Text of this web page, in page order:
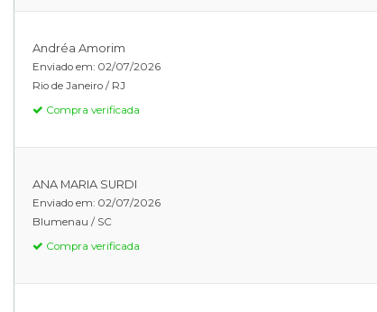
Andréa Amorim
Enviado em: 02/07/2026
Rio de Janeiro / RJ
Compra verificada
ANA MARIA SURDI
Enviado em: 02/07/2026
Blumenau / SC
Compra verificada